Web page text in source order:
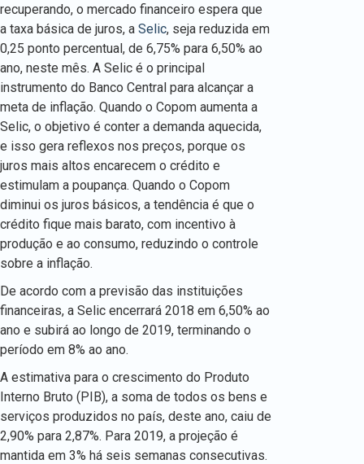
recuperando, o mercado financeiro espera que
a taxa básica de juros, a Selic, seja reduzida em
0,25 ponto percentual, de 6,75% para 6,50% ao
ano, neste mês. A Selic é o principal
instrumento do Banco Central para alcançar a
meta de inflação. Quando o Copom aumenta a
Selic, o objetivo é conter a demanda aquecida,
e isso gera reflexos nos preços, porque os
juros mais altos encarecem o crédito e
estimulam a poupança. Quando o Copom
diminui os juros básicos, a tendência é que o
crédito fique mais barato, com incentivo à
produção e ao consumo, reduzindo o controle
sobre a inflação.
De acordo com a previsão das instituições
financeiras, a Selic encerrará 2018 em 6,50% ao
ano e subirá ao longo de 2019, terminando o
período em 8% ao ano.
A estimativa para o crescimento do Produto
Interno Bruto (PIB), a soma de todos os bens e
serviços produzidos no país, deste ano, caiu de
2,90% para 2,87%. Para 2019, a projeção é
mantida em 3% há seis semanas consecutivas.